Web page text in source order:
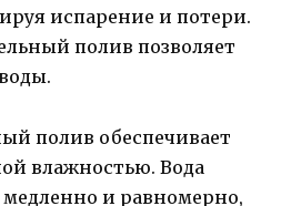
испарение и потери.
полив позволяет
полив обеспечивает
влажностью. Вода
и равномерно,